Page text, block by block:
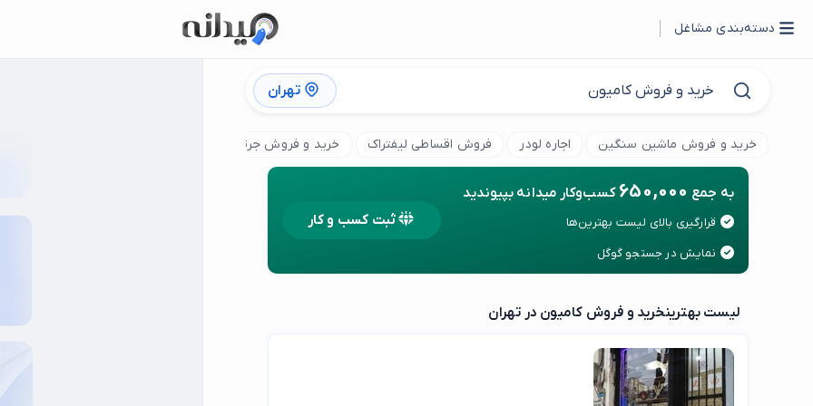
دسته‌بندی مشاغل
تهران
خرید و فروش ماشین سنگین اجاره لودر فروش اقساطی لیفتراک خرید و فروش جرثقیل
به جمع 650,000 کسب‌وکار میدانه بپیوندید
قرارگیری بالای لیست بهترین‌ها
نمایش در جستجو گوگل
ثبت کسب و کار
لیست بهترینخرید و فروش کامیون در تهران